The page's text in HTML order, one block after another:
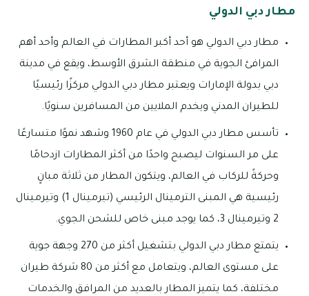
مطار دبي الدولي
مطار دبي الدولي هو أحد أكبر المطارات في العالم وأحد أهم
المرافئ الجوية في منطقة الشرق الأوسط، ويقع في مدينة
دبي بدولة الإمارات ويعتبر مطار دبي الدولي مركزًا رئيسيًا
للطيران المدني ويخدم الملايين من المسافرين سنويًا.
تأسس مطار دبي الدولي في عام 1960 وشهد نموًا متسارعًا
على مر السنوات ليصبح واحدًا من أكثر المطارات ازدحامًا
وحركةً للركاب في العالم، ويتكون المطار من ثلاثة مبانٍ
رئيسية هي المبنى الترمينال الرئيسي (تيرمينال 1) وتيرمينال
2 وتيرمينال 3، كما يوجد مبنى خاص للشحن الجوي.
يتمتع مطار دبي الدولي بتشغيل أكثر من 270 وجهة جوية
على مستوى العالم، ويتعامل مع أكثر من 80 شركة طيران
مختلفة، كما يتميز المطار بالعديد من المرافق والخدمات